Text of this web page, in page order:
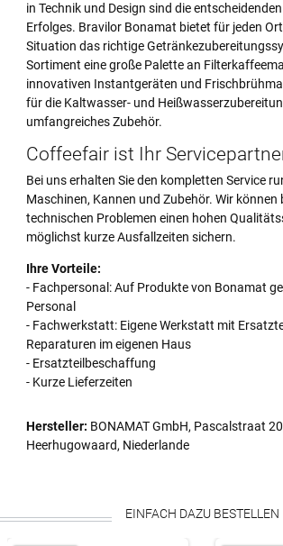
in Technik und Design sind die
Erfolges. Bravilor Bonamat bietet für jeden
Situation das richtige
Sortiment eine große Palette an
innovativen Instantgeräten und
für die Kaltwasser- und
umfangreiches Zubehör.
Coffeefair ist Ihr
Bei uns erhalten Sie den kompletten Service
Maschinen, Kannen und Zubehör. Wir können
technischen Problemen einen hohen
möglichst kurze Ausfallzeiten sichern.
Ihre Vorteile:
- Fachpersonal: Auf Produkte von Bonamat
Personal
- Fachwerkstatt: Eigene Werkstatt mit
Reparaturen im eigenen Haus
- Ersatzteilbeschaffung
- Kurze Lieferzeiten
Hersteller: BONAMAT GmbH, Pascalstraat
Heerhugowaard, Niederlande
EINFACH DAZU BESTELLEN